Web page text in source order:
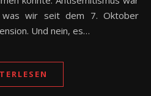
was wir seit dem 7. Oktober
Und nein, es…